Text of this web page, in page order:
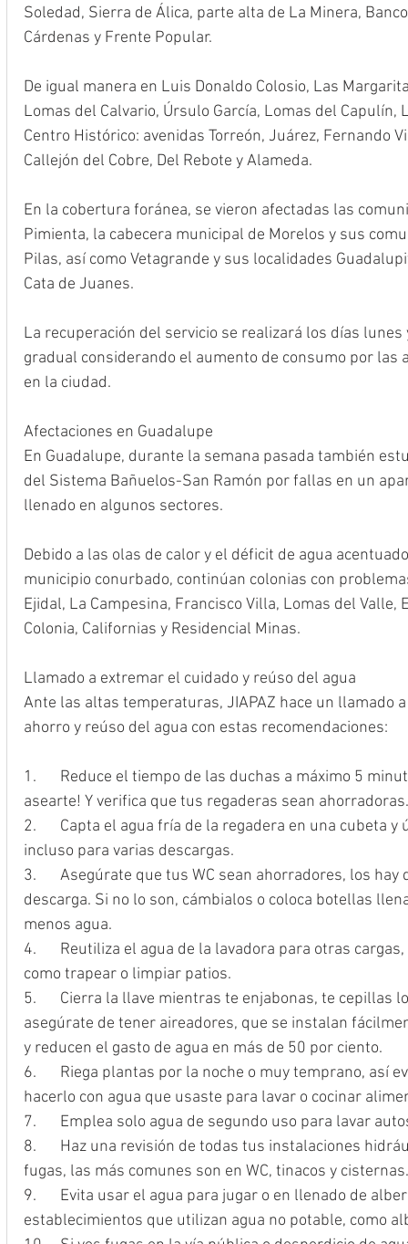
Soledad, Sierra de Álica, parte alta de La Minera,
Cárdenas y Frente Popular.
De igual manera en Luis Donaldo Colosio, Las
Lomas del Calvario, Úrsulo García, Lomas del
Centro Histórico: avenidas Torreón, Juárez, Fernando
Callejón del Cobre, Del Rebote y Alameda.
En la cobertura foránea, se vieron afectadas las
Pimienta, la cabecera municipal de Morelos y sus
Pilas, así como Vetagrande y sus localidades
Cata de Juanes.
La recuperación del servicio se realizará los días
gradual considerando el aumento de consumo por
en la ciudad.
Afectaciones en Guadalupe
En Guadalupe, durante la semana pasada también
del Sistema Bañuelos-San Ramón por fallas en un
llenado en algunos sectores.
Debido a las olas de calor y el déficit de agua
municipio conurbado, continúan colonias con
Ejidal, La Campesina, Francisco Villa, Lomas del Valle,
Colonia, Californias y Residencial Minas.
Llamado a extremar el cuidado y reúso del agua
Ante las altas temperaturas, JIAPAZ hace un llamado
ahorro y reúso del agua con estas recomendaciones:
1.	Reduce el tiempo de las duchas a máximo 5 minutos. ¡Es suficiente para
asearte! Y verifica que tus regaderas sean ahorradoras.
2.	Capta el agua fría de la regadera en una cubeta y úsala después para el WC,
incluso para varias descargas.
3.	Asegúrate que tus WC sean ahorradores, los hay de hasta 2.8 litros por
descarga. Si no lo son, cámbialos o coloca botellas
menos agua.
4.	Reutiliza el agua de la lavadora para otras cargas, el WC o para labores del aseo,
como trapear o limpiar patios.
5.	Cierra la llave mientras te enjabonas, te cepillas los dientes o lavas trastes, y
asegúrate de tener aireadores, que se instalan
y reducen el gasto de agua en más de 50 por ciento.
6.	Riega plantas por la noche o muy temprano, así evitas la evaporación. Y puedes
hacerlo con agua que usaste para lavar o cocinar
7.	Emplea solo agua de segundo uso para lavar
8.	Haz una revisión de todas tus instalaciones hidráulicas para detectar y corregir
fugas, las más comunes son en WC, tinacos y cisternas.
9.	Evita usar el agua para jugar o en llenado de albercas en casas, opta por acudir a
establecimientos que utilizan agua no potable, como